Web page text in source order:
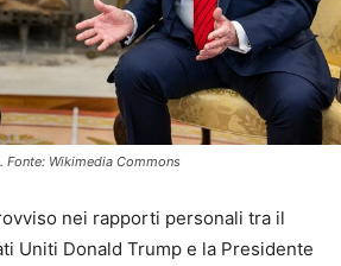
Fonte: Wikimedia Commons
nei rapporti personali tra il
Uniti Donald Trump e la Presidente